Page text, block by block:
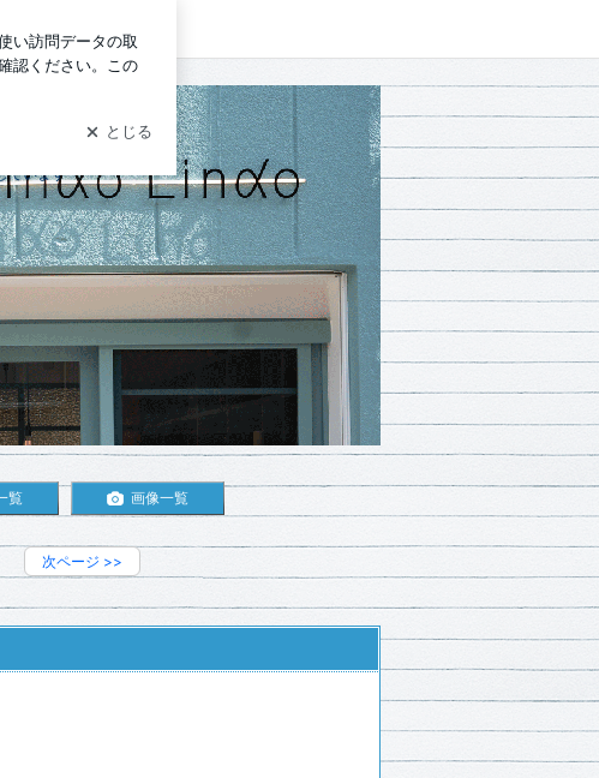
ログイン
ています
覧 画像一覧
次ページ >>